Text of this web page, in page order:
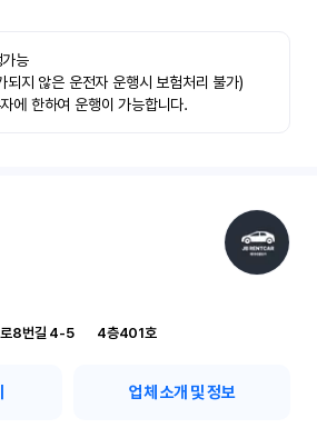
능
되지 않은 운전자 운행시 보험처리 불가)
에 한하여 운행이 가능합니다.
경기 군포시 삼성로8번길 4-5	4층401호
업체 소개 및 정보